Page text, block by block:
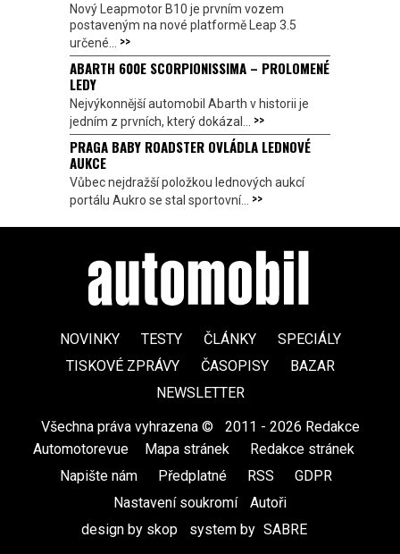
Nový Leapmotor B10 je prvním vozem
postaveným na nové platformě Leap 3.5
určené... >>
ABARTH 600E SCORPIONISSIMA – PROLOMENÉ
LEDY
Nejvýkonnější automobil Abarth v historii je
jedním z prvních, který dokázal... >>
PRAGA BABY ROADSTER OVLÁDLA LEDNOVÉ
AUKCE
Vůbec nejdražší položkou lednových aukcí
portálu Aukro se stal sportovní... >>
NOVINKY TESTY ČLÁNKY
SPECIÁLY
TISKOVÉ ZPRÁVY
ČASOPISY
BAZAR
NEWSLETTER
Všechna práva vyhrazena ©
2011 - 2026 Redakce
Automotorevue
Mapa stránek Redakce stránek
Napište nám
Předplatné RSS GDPR
Nastavení soukromí
Autoři
design by skop
system by SABRE